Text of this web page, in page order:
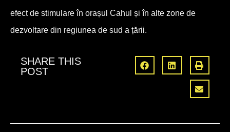
efect de stimulare în orașul Cahul și în alte zone de
dezvoltare din regiunea de sud a țării.
SHARE THIS
POST